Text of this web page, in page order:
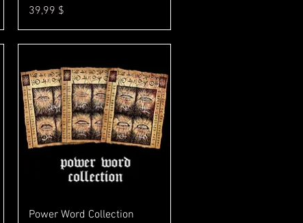
Τιμή
39,99 $
Γρήγορη προβολή
Power Word Collection